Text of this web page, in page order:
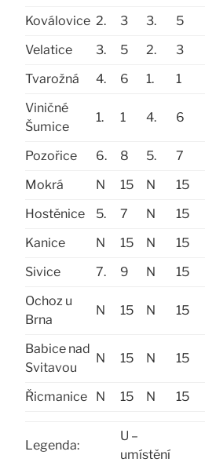
Koválovice 2. 3 3. 5
Velatice
3. 5 2. 3
Tvarožná
4. 6 1. 1
Viničné
Šumice
1. 1 4. 6
Pozořice 6. 8 5. 7
Mokrá
N 15 N 15
Hostěnice
5. 7 N 15
Kanice
N 15 N 15
Sivice
7. 9 N 15
Ochoz u
Brna
N 15 N 15
Babice nad
Svitavou
N 15 N 15
Řicmanice N 15 N 15
Legenda:
U –
umístění